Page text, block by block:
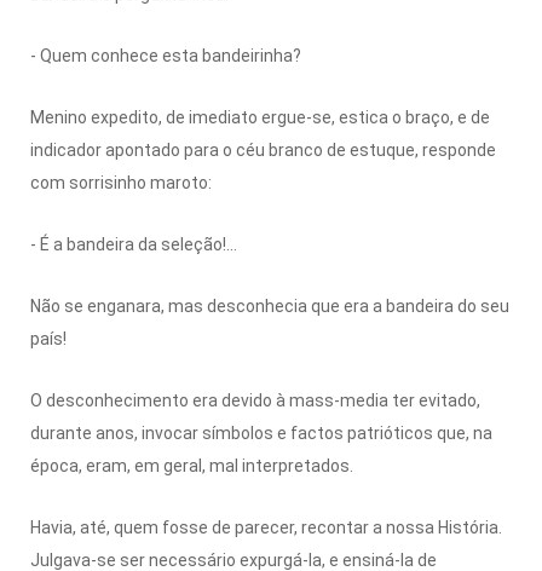
- Quem conhece esta bandeirinha?
Menino expedito, de imediato ergue-se, estica o braço, e de
indicador apontado para o céu branco de estuque, responde
com sorrisinho maroto:
- É a bandeira da seleção!...
Não se enganara, mas desconhecia que era a bandeira do seu
país!
O desconhecimento era devido à mass-media ter evitado,
durante anos, invocar símbolos e factos patrióticos que, na
época, eram, em geral, mal interpretados.
Havia, até, quem fosse de parecer, recontar a nossa História.
Julgava-se ser necessário expurgá-la, e ensiná-la de